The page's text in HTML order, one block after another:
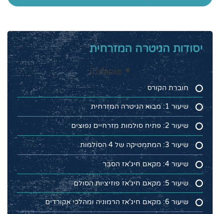
יסודות הגיטרה המזרחית
Collapse
חוברת הקורס
שיעור 1: מבוא הגיטרה המזרחית
שיעור 2: פתיח סולמות מזרחיים נפוצים
שיעור 3: המתמטיקה של 4 הסולמות
שיעור 4: מקאם חיג'אז הסבר
שיעור 5: מקאם חיג'אז פוזיציות הסולם
שיעור 6: מקאם חיג'אז הרמוניה ומהלכי אקורדים